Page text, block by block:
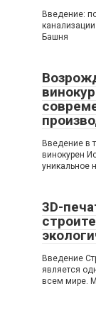
Введение:
Башня
Введение в
винокурен
уникальное
3D-
Введение
является
всем мире.